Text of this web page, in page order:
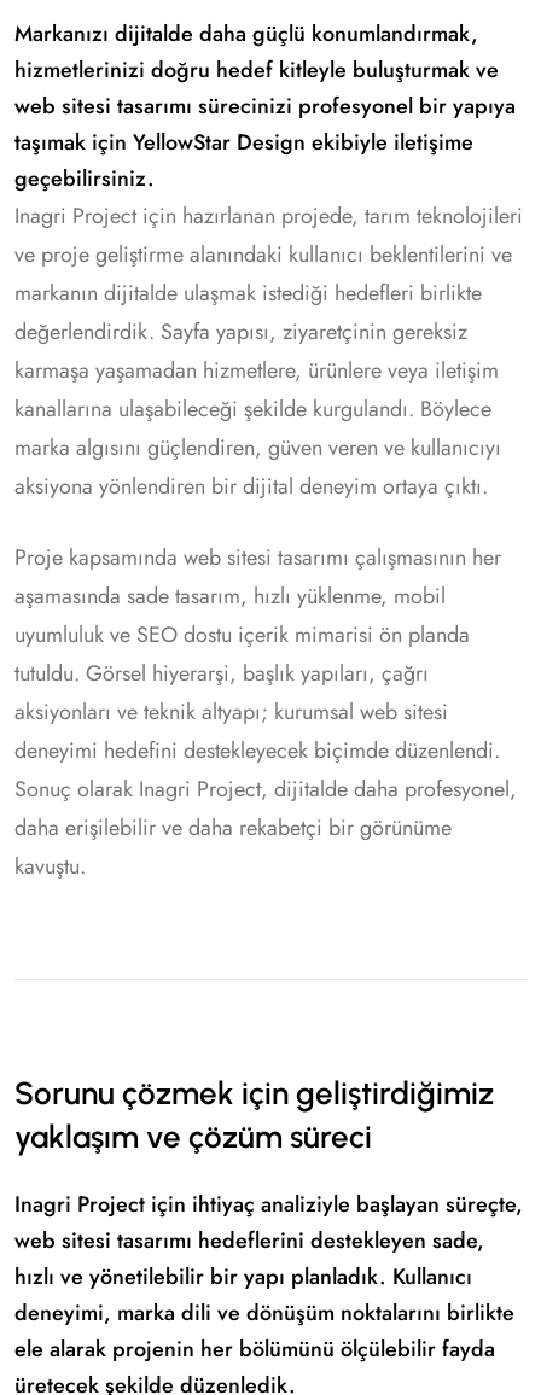
Markanızı dijitalde daha güçlü konumlandırmak,
hizmetlerinizi doğru hedef kitleyle buluşturmak ve
web sitesi tasarımı sürecinizi profesyonel bir yapıya
taşımak için YellowStar Design ekibiyle iletişime
geçebilirsiniz.
Inagri Project için hazırlanan projede, tarım teknolojileri
ve proje geliştirme alanındaki kullanıcı beklentilerini ve
markanın dijitalde ulaşmak istediği hedefleri birlikte
değerlendirdik. Sayfa yapısı, ziyaretçinin gereksiz
karmaşa yaşamadan hizmetlere, ürünlere veya iletişim
kanallarına ulaşabileceği şekilde kurgulandı. Böylece
marka algısını güçlendiren, güven veren ve kullanıcıyı
aksiyona yönlendiren bir dijital deneyim ortaya çıktı.
Proje kapsamında web sitesi tasarımı çalışmasının her
aşamasında sade tasarım, hızlı yüklenme, mobil
uyumluluk ve SEO dostu içerik mimarisi ön planda
tutuldu. Görsel hiyerarşi, başlık yapıları, çağrı
aksiyonları ve teknik altyapı; kurumsal web sitesi
deneyimi hedefini destekleyecek biçimde düzenlendi.
Sonuç olarak Inagri Project, dijitalde daha profesyonel,
daha erişilebilir ve daha rekabetçi bir görünüme
kavuştu.
Sorunu çözmek için geliştirdiğimiz
yaklaşım ve çözüm süreci
Inagri Project için ihtiyaç analiziyle başlayan süreçte,
web sitesi tasarımı hedeflerini destekleyen sade,
hızlı ve yönetilebilir bir yapı planladık. Kullanıcı
deneyimi, marka dili ve dönüşüm noktalarını birlikte
ele alarak projenin her bölümünü ölçülebilir fayda
üretecek şekilde düzenledik.